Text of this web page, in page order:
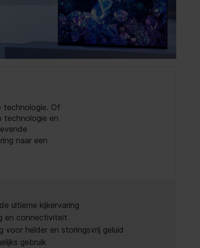
technologie. Of
technologie en
naar een
ultieme kijkervaring
en connectiviteit
helder en storingsvrij geluid
gebruik